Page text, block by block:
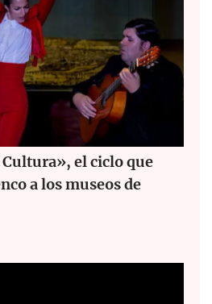
el ciclo que
a los museos de